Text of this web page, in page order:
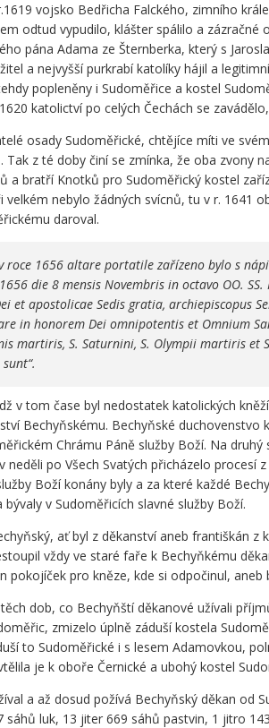
vojsko Bedřicha Falckého, zimního
odtud vypudilo, klášter spálilo a
pána Adama ze Šternberka, který s
a nejvyšší purkrabí katolíky hájil a
popleněny i Sudoměřice a kostel
katolictví po celých Čechách se
osady Sudoměřické, chtějíce míti ve
Tak z té doby činí se zmínka, že oba zvony
a bratří Knotků pro Sudoměřický kostel
velkém nebylo žádných svícnů, tu v r. 1641
daroval.
roce 1656 altare portatile zařízeno bylo s
die 8 mensis Novembris in octavo OO.
et apostolicae Sedis gratia, archiepiscopus
in honorem Dei omnipotentis et Omnium
martiris, S. Saturnini, S. Olympii martiris et
v tom čase byl nedostatek katolických
Bechyňskému. Bechyňské
Chrámu Páně služby Boží. Na
neděli po Všech Svatých přicházelo procesí
Boží konány byly a za které každé
bývaly v Sudoměřicích slavné služby Boží.
ať byl z děkanství aneb františkán
vždy ve staré faře k Bechyňkému
pokojíček pro kněze, kde si odpočinul,
dob, co Bechyňští děkanové užívali
zmizelo úplně záduší kostela
to Sudoměřické i s lesem Adamovkou,
je k oboře Černické a ubohý kostel
a až dosud požívá Bechyňský děkan od
sáhů luk, 13 jiter 669 sáhů pastvin, 1 jitro